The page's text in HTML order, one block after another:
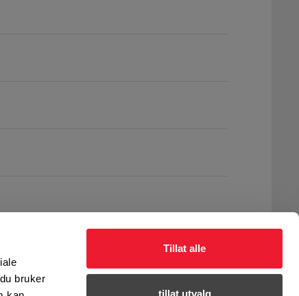
bruker
Tillat alle
tillat utvalg